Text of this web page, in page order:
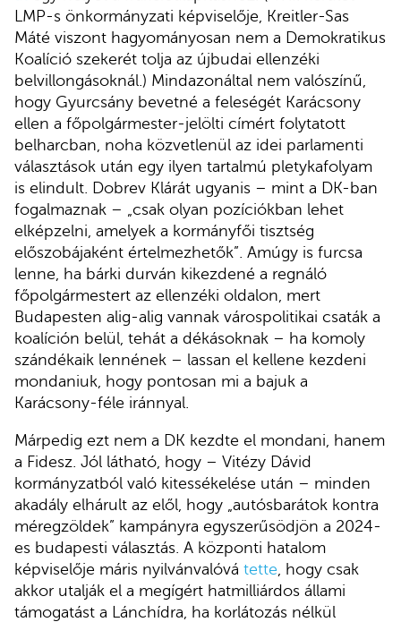
LMP-s önkormányzati képviselője, Kreitler-Sas
Máté viszont hagyományosan nem a Demokratikus
Koalíció szekerét tolja az újbudai ellenzéki
belvillongásoknál.) Mindazonáltal nem valószínű,
hogy Gyurcsány bevetné a feleségét Karácsony
ellen a főpolgármester-jelölti címért folytatott
belharcban, noha közvetlenül az idei parlamenti
választások után egy ilyen tartalmú pletykafolyam
is elindult. Dobrev Klárát ugyanis – mint a DK-ban
fogalmaznak – „csak olyan pozíciókban lehet
elképzelni, amelyek a kormányfői tisztség
előszobájaként értelmezhetők”. Amúgy is furcsa
lenne, ha bárki durván kikezdené a regnáló
főpolgármestert az ellenzéki oldalon, mert
Budapesten alig-alig vannak várospolitikai csaták a
koalíción belül, tehát a dékásoknak – ha komoly
szándékaik lennének – lassan el kellene kezdeni
mondaniuk, hogy pontosan mi a bajuk a
Karácsony-féle iránnyal.
Márpedig ezt nem a DK kezdte el mondani, hanem
a Fidesz. Jól látható, hogy – Vitézy Dávid
kormányzatból való kitessékelése után – minden
akadály elhárult az elől, hogy „autósbarátok kontra
méregzöldek” kampányra egyszerűsödjön a 2024-
es budapesti választás. A központi hatalom
képviselője máris nyilvánvalóvá tette , hogy csak
akkor utalják el a megígért hatmilliárdos állami
támogatást a Lánchídra, ha korlátozás nélkül